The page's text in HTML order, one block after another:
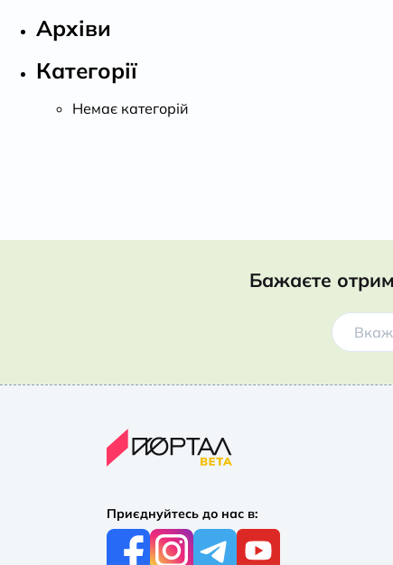
Архіви
Категорії
Немає категорій
Бажаєте
Приєднуйтесь до нас в: